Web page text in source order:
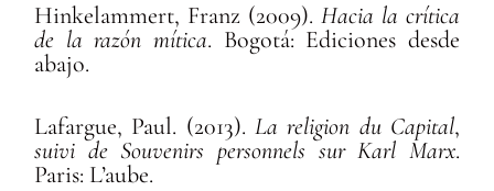
Hinkelammert, Franz (2009). Hacia la crítica
de la razón mítica. Bogotá: Ediciones desde
abajo.
Lafargue, Paul. (2013). La religion du Capital,
suivi de Souvenirs personnels sur Karl Marx.
Paris: L’aube.